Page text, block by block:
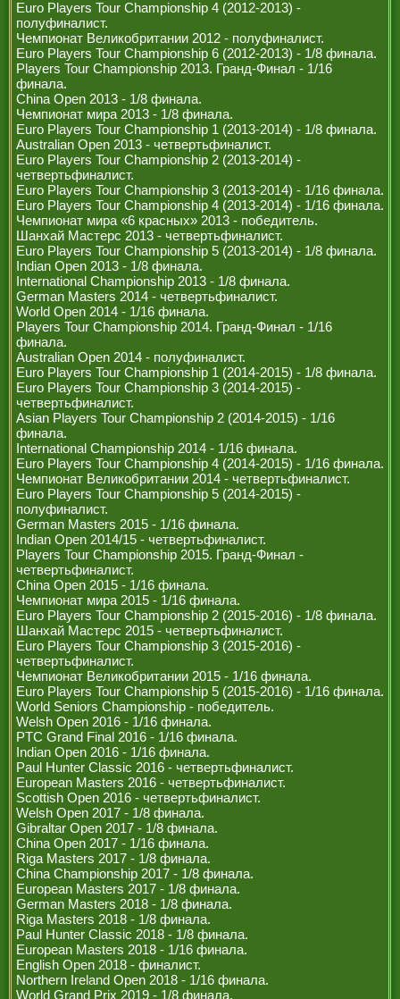
Euro Players Tour Championship 4 (2012-2013) -
полуфиналист.
Чемпионат Великобритании 2012 - полуфиналист.
Euro Players Tour Championship 6 (2012-2013) - 1/8 финала.
Players Tour Championship 2013. Гранд-Финал - 1/16
финала.
China Open 2013 - 1/8 финала.
Чемпионат мира 2013 - 1/8 финала.
Euro Players Tour Championship 1 (2013-2014) - 1/8 финала.
Australian Open 2013 - четвертьфиналист.
Euro Players Tour Championship 2 (2013-2014) -
четвертьфиналист.
Euro Players Tour Championship 3 (2013-2014) - 1/16 финала.
Euro Players Tour Championship 4 (2013-2014) - 1/16 финала.
Чемпионат мира «6 красных» 2013 - победитель.
Шанхай Мастерс 2013 - четвертьфиналист.
Euro Players Tour Championship 5 (2013-2014) - 1/8 финала.
Indian Open 2013 - 1/8 финала.
International Championship 2013 - 1/8 финала.
German Masters 2014 - четвертьфиналист.
World Open 2014 - 1/16 финала.
Players Tour Championship 2014. Гранд-Финал - 1/16
финала.
Australian Open 2014 - полуфиналист.
Euro Players Tour Championship 1 (2014-2015) - 1/8 финала.
Euro Players Tour Championship 3 (2014-2015) -
четвертьфиналист.
Asian Players Tour Championship 2 (2014-2015) - 1/16
финала.
International Championship 2014 - 1/16 финала.
Euro Players Tour Championship 4 (2014-2015) - 1/16 финала.
Чемпионат Великобритании 2014 - четвертьфиналист.
Euro Players Tour Championship 5 (2014-2015) -
полуфиналист.
German Masters 2015 - 1/16 финала.
Indian Open 2014/15 - четвертьфиналист.
Players Tour Championship 2015. Гранд-Финал -
четвертьфиналист.
China Open 2015 - 1/16 финала.
Чемпионат мира 2015 - 1/16 финала.
Euro Players Tour Championship 2 (2015-2016) - 1/8 финала.
Шанхай Мастерс 2015 - четвертьфиналист.
Euro Players Tour Championship 3 (2015-2016) -
четвертьфиналист.
Чемпионат Великобритании 2015 - 1/16 финала.
Euro Players Tour Championship 5 (2015-2016) - 1/16 финала.
World Seniors Championship - победитель.
Welsh Open 2016 - 1/16 финала.
PTC Grand Final 2016 - 1/16 финала.
Indian Open 2016 - 1/16 финала.
Paul Hunter Classic 2016 - четвертьфиналист.
European Masters 2016 - четвертьфиналист.
Scottish Open 2016 - четвертьфиналист.
Welsh Open 2017 - 1/8 финала.
Gibraltar Open 2017 - 1/8 финала.
China Open 2017 - 1/16 финала.
Riga Masters 2017 - 1/8 финала.
China Championship 2017 - 1/8 финала.
European Masters 2017 - 1/8 финала.
German Masters 2018 - 1/8 финала.
Riga Masters 2018 - 1/8 финала.
Paul Hunter Classic 2018 - 1/8 финала.
European Masters 2018 - 1/16 финала.
English Open 2018 - финалист.
Northern Ireland Open 2018 - 1/16 финала.
World Grand Prix 2019 - 1/8 финала.